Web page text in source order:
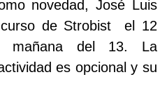
novedad, José Luis
de Strobist el 12
del 13. La
es opcional y su